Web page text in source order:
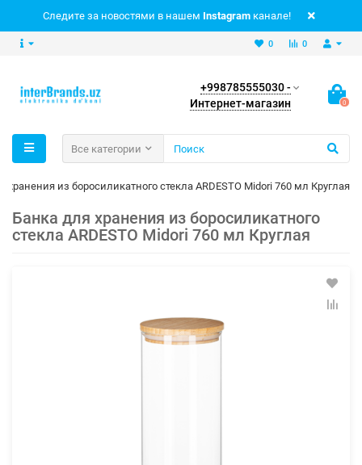
Следите за новостями в нашем Instagram канале!
0
0
+998785555030 -
Интернет-магазин
0
Все категории
хранения из боросиликатного стекла ARDESTO Midori 760 мл Круглая
Банка для хранения из боросиликатного
стекла ARDESTO Midori 760 мл Круглая